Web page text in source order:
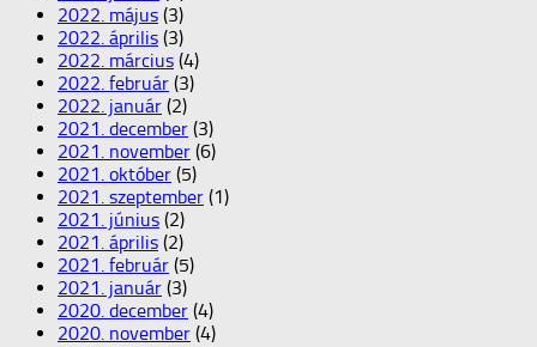
2022. május (3)
2022. április (3)
2022. március (4)
2022. február (3)
2022. január (2)
2021. december (3)
2021. november (6)
2021. október (5)
2021. szeptember (1)
2021. június (2)
2021. április (2)
2021. február (5)
2021. január (3)
2020. december (4)
2020. november (4)